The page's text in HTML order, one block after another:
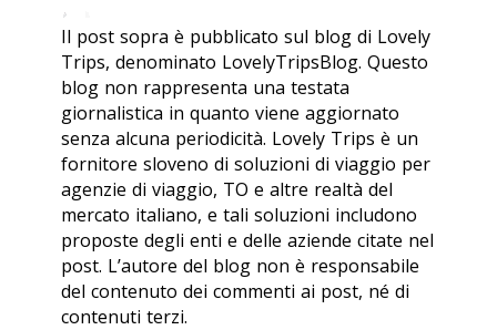
Il post sopra è pubblicato sul blog di Lovely
Trips, denominato LovelyTripsBlog. Questo
blog non rappresenta una testata
giornalistica in quanto viene aggiornato
senza alcuna periodicità. Lovely Trips è un
fornitore sloveno di soluzioni di viaggio per
agenzie di viaggio, TO e altre realtà del
mercato italiano, e tali soluzioni includono
proposte degli enti e delle aziende citate nel
post. L’autore del blog non è responsabile
del contenuto dei commenti ai post, né di
contenuti terzi.